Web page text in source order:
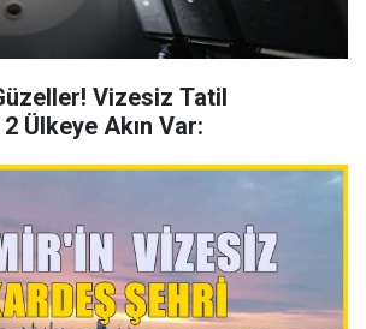
Vizesiz Tatil
Ülkeye Akın Var: